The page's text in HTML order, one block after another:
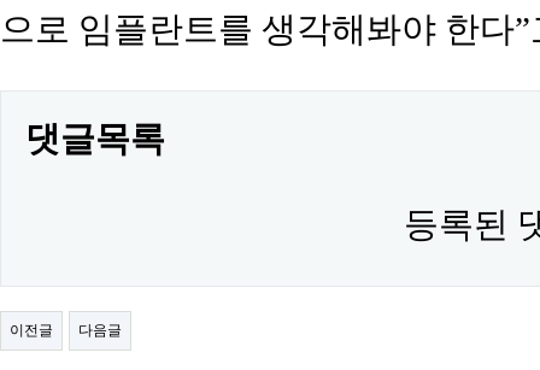
으로 임플란트를 생각해봐야 한다
댓글목록
등록된
이전글 다음글